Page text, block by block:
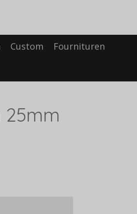
Custom
Fournituren
25mm